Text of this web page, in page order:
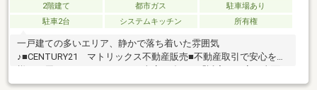
2階建て 都市ガス
駐車場あり
駐車2台
システムキッチン 所有権
一戸建ての多いエリア、静かで落ち着いた雰囲気
♪■CENTURY21 マトリックス不動産販売■不動産取引で安心を皆
目」■ご購入の流れからリフォーム工事まで全てお任せ下さい。■